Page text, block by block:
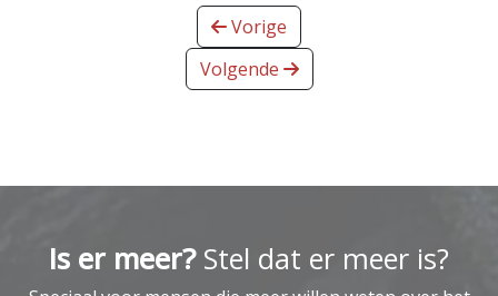
Vorige
Volgende
Is er meer?Stel dat er meer is?